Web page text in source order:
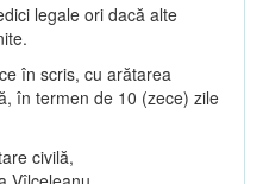
legale ori dacă alte
în scris, cu arătarea
în termen de 10 (zece) zile
civilă,